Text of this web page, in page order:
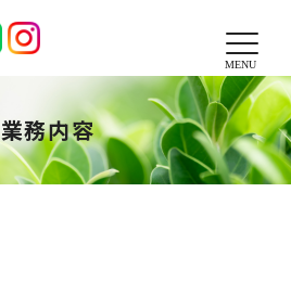
MENU
業務内容